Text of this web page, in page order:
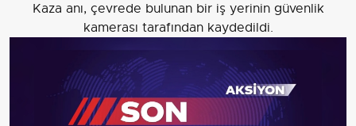
Kaza anı, çevrede bulunan bir iş yerinin güvenlik
kamerası tarafından kaydedildi.